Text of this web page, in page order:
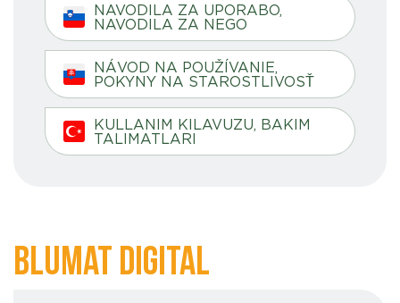
NAVODILA ZA UPORABO,
NAVODILA ZA NEGO
NÁVOD NA POUŽÍVANIE,
POKYNY NA STAROSTLIVOSŤ
KULLANIM KILAVUZU, BAKIM
TALIMATLARI
Blumat Digital